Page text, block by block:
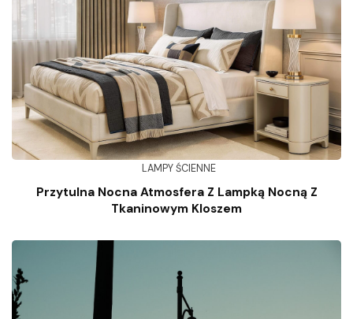
LAMPY ŚCIENNE
Przytulna Nocna Atmosfera Z Lampką Nocną Z
Tkaninowym Kloszem